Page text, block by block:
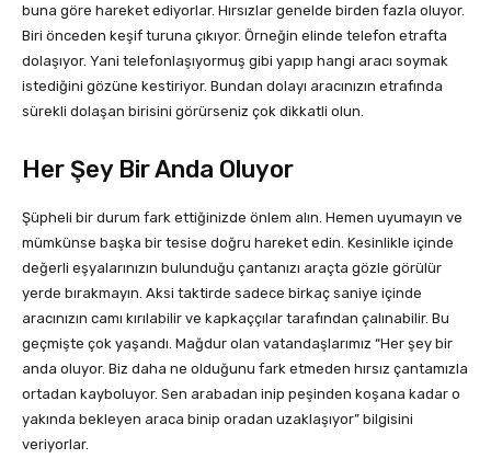
buna göre hareket ediyorlar. Hırsızlar genelde birden fazla oluyor.
Biri önceden keşif turuna çıkıyor. Örneğin elinde telefon etrafta
dolaşıyor. Yani telefonlaşıyormuş gibi yapıp hangi aracı soymak
istediğini gözüne kestiriyor. Bundan dolayı aracınızın etrafında
sürekli dolaşan birisini görürseniz çok dikkatli olun.
Her Şey Bir Anda Oluyor
Şüpheli bir durum fark ettiğinizde önlem alın. Hemen uyumayın ve
mümkünse başka bir tesise doğru hareket edin. Kesinlikle içinde
değerli eşyalarınızın bulunduğu çantanızı araçta gözle görülür
yerde bırakmayın. Aksi taktirde sadece birkaç saniye içinde
aracınızın camı kırılabilir ve kapkaççılar tarafından çalınabilir. Bu
geçmişte çok yaşandı. Mağdur olan vatandaşlarımız “Her şey bir
anda oluyor. Biz daha ne olduğunu fark etmeden hırsız çantamızla
ortadan kayboluyor. Sen arabadan inip peşinden koşana kadar o
yakında bekleyen araca binip oradan uzaklaşıyor” bilgisini
veriyorlar.